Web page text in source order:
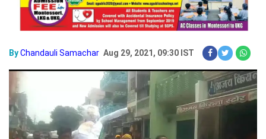
ByChandauli Samachar Aug 29, 2021, 09:30 IST